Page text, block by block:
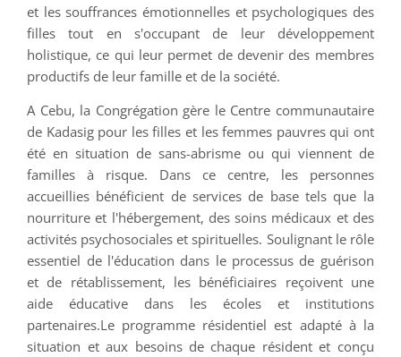
et les souffrances émotionnelles et psychologiques des
filles tout en s'occupant de leur développement
holistique, ce qui leur permet de devenir des membres
productifs de leur famille et de la société.
A Cebu, la Congrégation gère le Centre communautaire
de Kadasig pour les filles et les femmes pauvres qui ont
été en situation de sans-abrisme ou qui viennent de
familles à risque. Dans ce centre, les personnes
accueillies bénéficient de services de base tels que la
nourriture et l'hébergement, des soins médicaux et des
activités psychosociales et spirituelles. Soulignant le rôle
essentiel de l'éducation dans le processus de guérison
et de rétablissement, les bénéficiaires reçoivent une
aide éducative dans les écoles et institutions
partenaires.Le programme résidentiel est adapté à la
situation et aux besoins de chaque résident et conçu